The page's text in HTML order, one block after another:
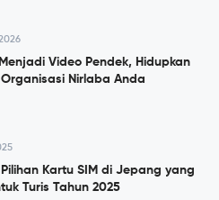
Video Pendek, Hidupkan
Nirlaba Anda
Kartu SIM di Jepang yang
Turis Tahun 2025